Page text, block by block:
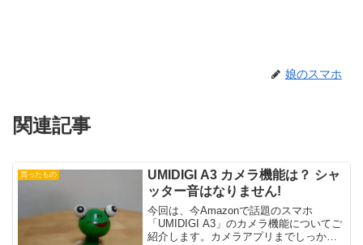
娘のスマホ
関連記事
買ったもの
UMIDIGI A3 カメラ機能は？ シャ
ッター音はなりません!
今回は、今Amazonで話題のスマホ
「UMIDIGI A3」のカメラ機能についてご
紹介します。カメラアプリまでしっかり